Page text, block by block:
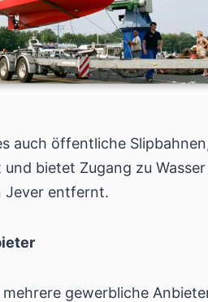
auch öffentliche
bietet Zugang zu
Jever entfernt.
gewerbliche